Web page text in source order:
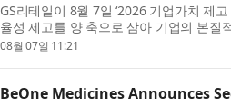
GS리테일이 8월 7일 ‘2026 기업가치 제
율성 제고를 양 축으로 삼아 기업의 본질
수익성 강화를 위한 ...
08월 07일 11:21
BeOne Medicines Announces